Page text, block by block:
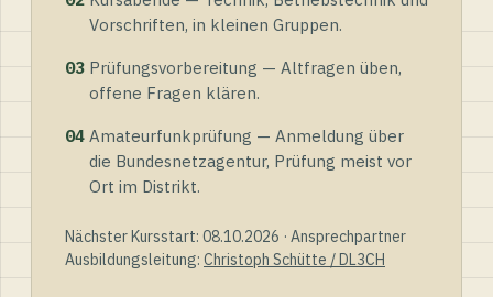
Vorschriften, in kleinen Gruppen.
03 Prüfungsvorbereitung — Altfragen üben,
offene Fragen klären.
04 Amateurfunkprüfung — Anmeldung über
die Bundesnetzagentur, Prüfung meist vor
Ort im Distrikt.
Nächster Kursstart: 08.10.2026 · Ansprechpartner
Ausbildungsleitung: Christoph Schütte / DL3CH